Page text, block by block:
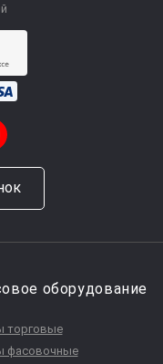
оборудование
торговые
фасовочные